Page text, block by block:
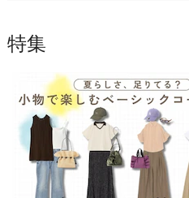
特集